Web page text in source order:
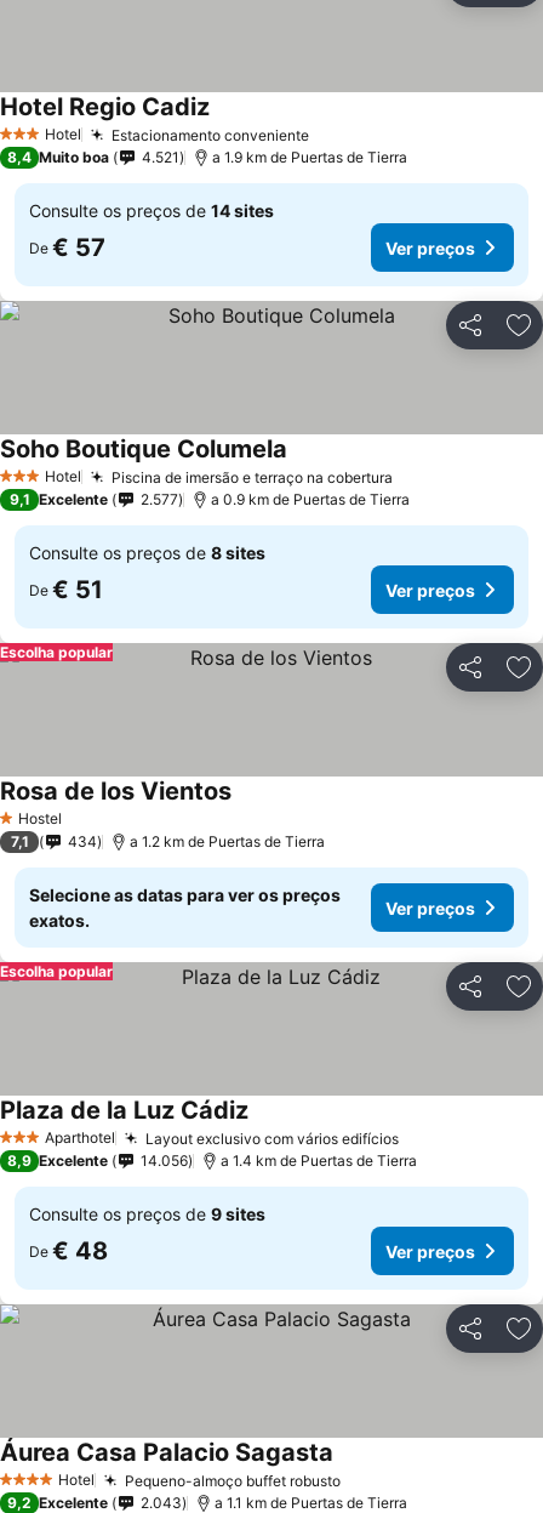
3 EstrelasHotel Estacionamento convenienteVer preços
Hotel Regio CadizVer preços
8,4 Muito boa 4.521 a 1.9 km de Puertas de Tierra
Consulte os preços de 14 sites
De € 57 Ver preços
Partilhar
3 EstrelasHotel Piscina de imersão e terraço na cobertura
Soho Boutique Columela
9,1 Excelente 2.577 a 0.9 km de Puertas de Tierra
Consulte os preços de 8 sites
De € 51 Ver preços
Partilhar
Escolha popular
1 Estrelas
Hostel
Rosa de los VientosVer preços
7,1 434 a 1.2 km de Puertas de Tierra
Selecione as datas para ver os preços
exatos.
Ver preços
Partilhar
Escolha popular
3 EstrelasAparthotel Layout exclusivo com vários edifíciosVer preços
Plaza de la Luz CádizVer preços
8,9 Excelente 14.056 a 1.4 km de Puertas de Tierra
Consulte os preços de 9 sites
De € 48 Ver preços
Partilhar
4 EstrelasHotel Pequeno-almoço buffet robustoVer preços
Áurea Casa Palacio Sagasta
9,2 Excelente 2.043 a 1.1 km de Puertas de Tierra